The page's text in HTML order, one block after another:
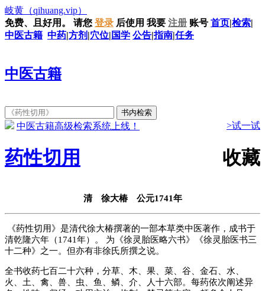
岐黄 （qihuang.vip）
免费、且好用。
请您 登录 后使用 我要 注册 账号 首页|检索|
中医古籍 中药|方剂 |穴位| 国学 公告|指南|任务
中医古籍
中医古籍高级检索系统上线！ >试一试
药性切用 收藏
清 徐大椿 公元1741年
《药性切用》是清代徐大椿撰著的一部本草类中医著作，成书于
清乾隆六年（1741年）。 为《徐灵胎医略六书》《徐灵胎医书三
十二种》之一。但亦有非徐氏所撰之说。
全书收药七百二十六种，分草、木、果、菜、谷、金石、水、
火、土、禽、兽、虫、鱼、鳞、介、人十六部。每药依次阐述异